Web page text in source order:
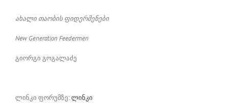
ახალი თაობის ფიდერმენები
New Generation Feedermen
გიორგი გოგალაძე
ლინკი ფორუმზე:ლინკი